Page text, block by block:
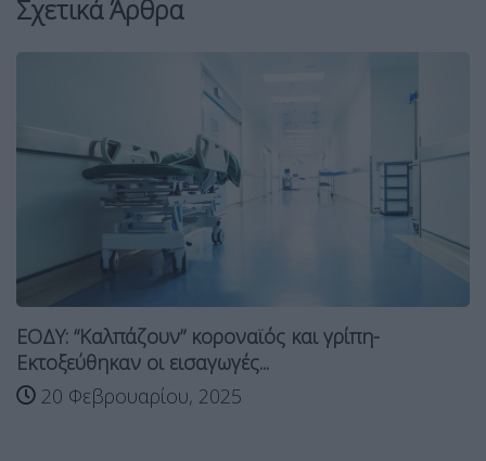
Σχετικά Άρθρα
ΕΟΔΥ: “Καλπάζουν” κοροναϊός και γρίπη-
Εκτοξεύθηκαν οι εισαγωγές...
20 Φεβρουαρίου, 2025